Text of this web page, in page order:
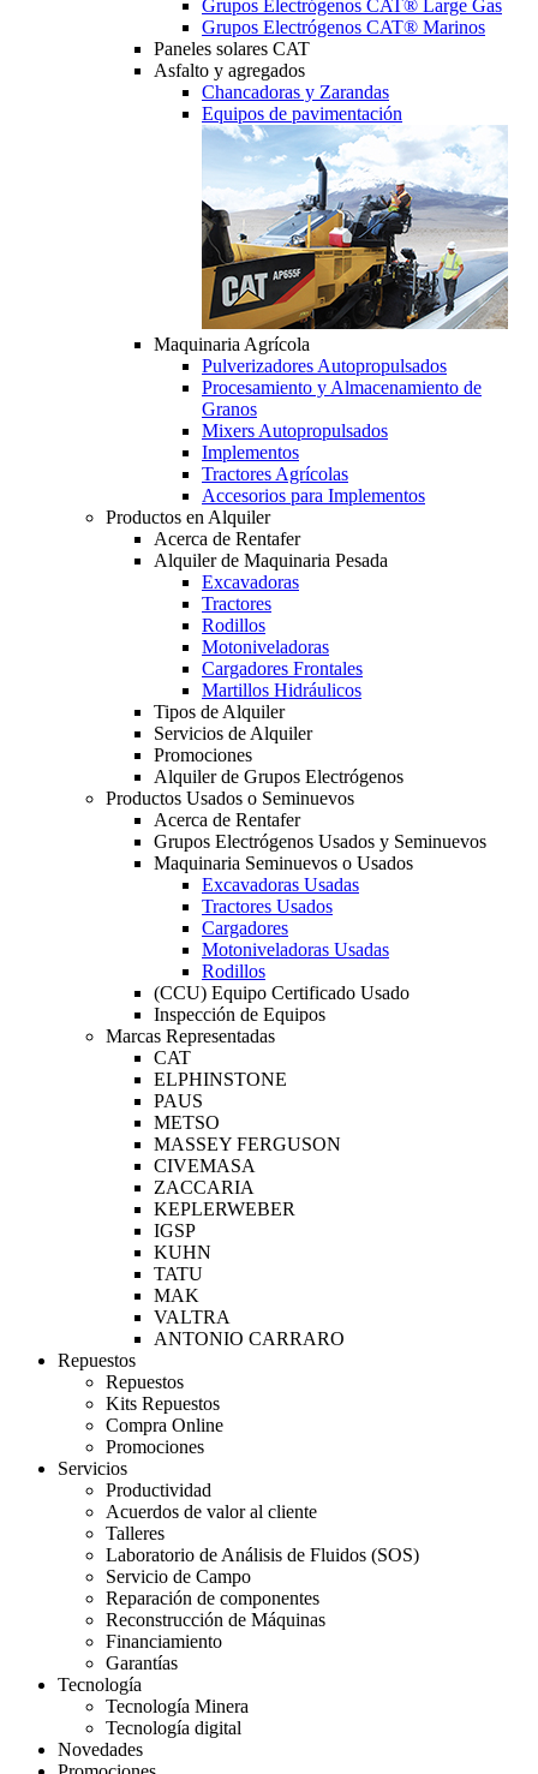
Grupos Electrógenos CAT® Large Gas
Grupos Electrógenos CAT® Marinos
Paneles solares CAT
Asfalto y agregados
Chancadoras y Zarandas
Equipos de pavimentación
Maquinaria Agrícola
Pulverizadores Autopropulsados
Procesamiento y Almacenamiento de
Granos
Mixers Autopropulsados
Implementos
Tractores Agrícolas
Accesorios para Implementos
Productos en Alquiler
Acerca de Rentafer
Alquiler de Maquinaria Pesada
Excavadoras
Tractores
Rodillos
Motoniveladoras
Cargadores Frontales
Martillos Hidráulicos
Tipos de Alquiler
Servicios de Alquiler
Promociones
Alquiler de Grupos Electrógenos
Productos Usados o Seminuevos
Acerca de Rentafer
Grupos Electrógenos Usados y Seminuevos
Maquinaria Seminuevos o Usados
Excavadoras Usadas
Tractores Usados
Cargadores
Motoniveladoras Usadas
Rodillos
(CCU) Equipo Certificado Usado
Inspección de Equipos
Marcas Representadas
CAT
ELPHINSTONE
PAUS
METSO
MASSEY FERGUSON
CIVEMASA
ZACCARIA
KEPLERWEBER
IGSP
KUHN
TATU
MAK
VALTRA
ANTONIO CARRARO
Repuestos
Repuestos
Kits Repuestos
Compra Online
Promociones
Servicios
Productividad
Acuerdos de valor al cliente
Talleres
Laboratorio de Análisis de Fluidos (SOS)
Servicio de Campo
Reparación de componentes
Reconstrucción de Máquinas
Financiamiento
Garantías
Tecnología
Tecnología Minera
Tecnología digital
Novedades